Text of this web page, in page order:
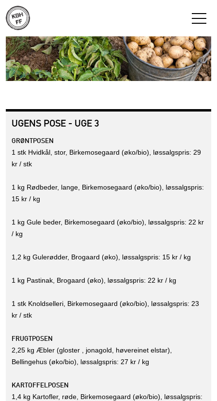
UGENS POSE - UGE 3
GRØNTPOSEN
1 stk Hvidkål, stor, Birkemosegaard (øko/bio), løssalgspris: 29
kr / stk
1 kg Rødbeder, lange, Birkemosegaard (øko/bio), løssalgspris:
15 kr / kg
1 kg Gule beder, Birkemosegaard (øko/bio), løssalgspris: 22 kr
/ kg
1,2 kg Gulerødder, Brogaard (øko), løssalgspris: 15 kr / kg
1 kg Pastinak, Brogaard (øko), løssalgspris: 22 kr / kg
1 stk Knoldselleri, Birkemosegaard (øko/bio), løssalgspris: 23
kr / stk
FRUGTPOSEN
2,25 kg Æbler (gloster , jonagold, høvereinet elstar),
Bellingehus (øko/bio), løssalgspris: 27 kr / kg
KARTOFFELPOSEN
1,4 kg Kartofler, røde, Birkemosegaard (øko/bio), løssalgspris: